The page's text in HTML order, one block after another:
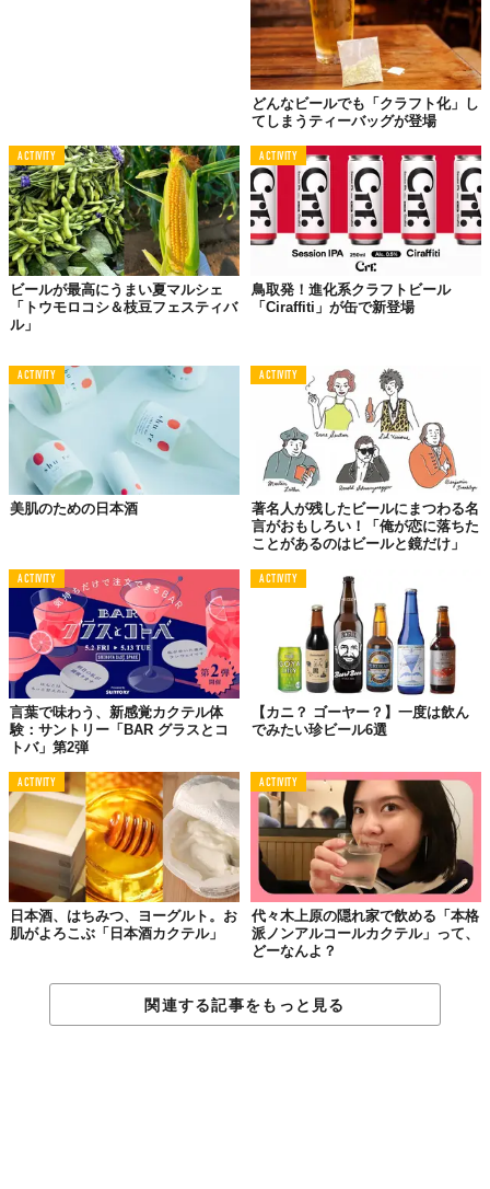
ライチの味わいが凝縮したリキュールといえば「ディタ」。グレ
ープフルーツジュース＆トニックウォーターで割ったディタ・ス
プモーニもいいし、シンプルにソーダで割るだけで十分ウマイ。
でも、これだけでは真夏のカクテルとして芸がない。
そこでオススメしたいのが、キンキンに冷やした紅茶で割ったス
タイル。ディタ・アイスティー。風呂上がり、火照ったカラダに
みずみずしいライチ香が最高にいける。
紅茶とライチの組み合わせ。こちらはノンアルコールだけど、中
国安徽省（あんきしょう）では、紅茶にライチの香りを吸着させ
たフレーバーティー（茘枝紅茶）が有名。涼を誘う夏のお茶とし
レシピなんて細かいことはどれも必要なし。TPOに合わせて気分
で濃度は調節OK。あとは、それぞれにマッチするお気に入りのグ
ラスを見つけに街へ出よう。もちろん、外は暑いけどね。
TABI LABO
この世界は、もっと広いはずだ。
どんなビールでも「クラフト化」し
てしまうティーバッグが登場
ACTIVITY
ビールが最高にうまい夏マルシェ
「トウモロコシ＆枝豆フェスティバ
ル」
ACTIVITY
鳥取発！進化系クラフトビール
「Ciraffiti」が缶で新登場
ACTIVITY
美肌のための日本酒
ACTIVITY
著名人が残したビールにまつわる名
言がおもしろい！「俺が恋に落ちた
ことがあるのはビールと鏡だけ」
ACTIVITY
言葉で味わう、新感覚カクテル体
験：サントリー「BAR グラスとコ
トバ」第2弾
ACTIVITY
【カニ？ ゴーヤー？】一度は飲ん
でみたい珍ビール6選
ACTIVITY
日本酒、はちみつ、ヨーグルト。お
肌がよろこぶ「日本酒カクテル」
ACTIVITY
代々木上原の隠れ家で飲める「本格
派ノンアルコールカクテル」って、
どーなんよ？
関連する記事をもっと見る